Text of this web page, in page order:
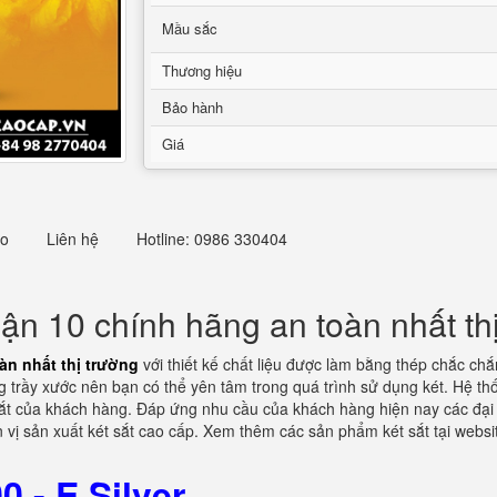
Mầu sắc
Thương hiệu
Bảo hành
Giá
Liên hệ Hotline: 0986 330404
10 chính hãng an toàn nhất
nhất thị trường với thiết kế chất liệu được làm bằng thép chắc
xước nên bạn có thể yên tâm trong quá trình sử dụng két. Hệ
của khách hàng. Đáp ứng nhu cầu của khách hàng hiện nay các
sản xuất két sắt cao cấp. Xem thêm các sản phẩm két sắt tại